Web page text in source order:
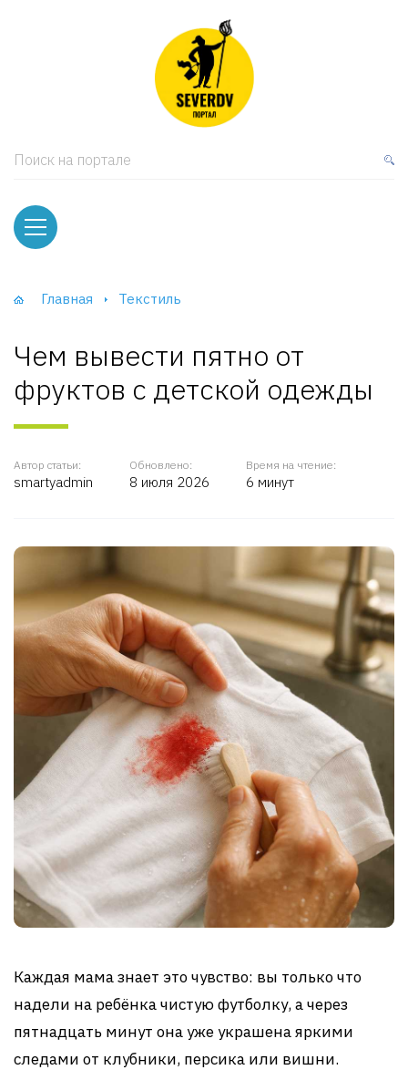
Поиск на портале
Главная Текстиль
Чем вывести пятно от
фруктов с детской одежды
Автор статьи:
smartyadmin
Обновлено:
8 июля 2026
Время на чтение:
6 минут
Каждая мама знает это чувство: вы только что
надели на ребёнка чистую футболку, а через
пятнадцать минут она уже украшена яркими
следами от клубники, персика или вишни.
и тумбы